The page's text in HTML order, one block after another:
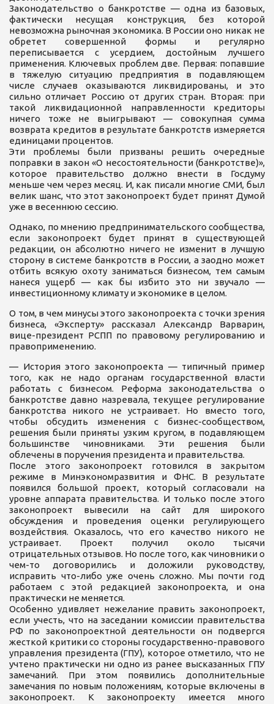
Законодательство о банкротстве — одна из базовых,
фактически несущая конструкция, без которой
невозможна рыночная экономика. В России оно никак не
обретет совершенной формы и регулярно
переписывается с усердием, достойным лучшего
применения. Ключевых проблем две. Первая: попавшие
в тяжелую ситуацию предприятия в подавляющем
числе случаев оказываются ликвидированы, и это
сильно отличает Россию от других стран. Вторая: при
такой ликвидационной направленности кредиторы
ничего тоже не выигрывают — совокупная сумма
возврата кредитов в результате банкротств измеряется
единицами процентов.
Эти проблемы были призваны решить очередные
поправки в закон «О несостоятельности (банкротстве)»,
которое правительство должно внести в Госдуму
меньше чем через месяц. И, как писали многие СМИ, был
велик шанс, что этот законопроект будет принят Думой
уже в весеннюю сессию.
Однако, по мнению предпринимательского сообщества,
если законопроект будет принят в существующей
редакции, он абсолютно ничего не изменит в лучшую
сторону в системе банкротств в России, а заодно может
отбить всякую охоту заниматься бизнесом, тем самым
нанеся ущерб — как бы избито это ни звучало —
инвестиционному климату и экономике в целом.
О том, в чем минусы этого законопроекта с точки зрения
бизнеса, «Эксперту» рассказал Александр Варварин,
вице-президент РСПП по правовому регулированию и
правоприменению.
— История этого законопроекта — типичный пример
того, как не надо органам государственной власти
работать с бизнесом. Реформа законодательства о
банкротстве давно назревала, текущее регулирование
банкротства никого не устраивает. Но вместо того,
чтобы обсудить изменения с бизнес-сообществом,
решения были приняты узким кругом, в подавляющем
большинстве чиновниками. Эти решения были
облечены в поручения президента и правительства.
После этого законопроект готовился в закрытом
режиме в Минэкономразвития и ФНС. В результате
появился большой проект, который согласовали на
уровне аппарата правительства. И только после этого
законопроект вывесили на сайт для широкого
обсуждения и проведения оценки регулирующего
воздействия. Оказалось, что его качество никого не
устраивает. Проект получил около тысячи
отрицательных отзывов. Но после того, как чиновники о
чем-то договорились и доложили руководству,
исправить что-либо уже очень сложно. Мы почти год
работаем с этой редакцией законопроекта, и она
практически не меняется.
Особенно удивляет нежелание править законопроект,
если учесть, что на заседании комиссии правительства
РФ по законопроектной деятельности он подвергся
жесткой критики со стороны государственно-правового
управления президента (ГПУ), которое отметило, что не
учтено практически ни одно из ранее высказанных ГПУ
замечаний. При этом появились дополнительные
замечания по новым положениям, которые включены в
законопроект. К законопроекту имеется много